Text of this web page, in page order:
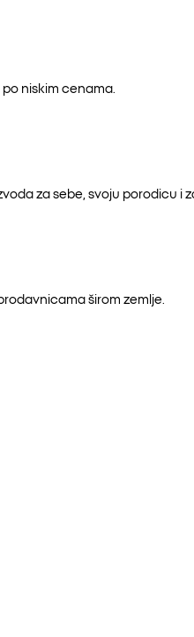
niskim cenama.
za sebe, svoju porodicu i
širom zemlje.